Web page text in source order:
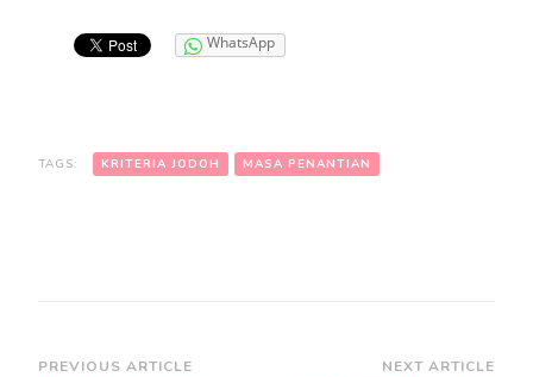
WhatsApp
TAGS: KRITERIA JODOH MASA PENANTIAN
PREVIOUS ARTICLE NEXT ARTICLE